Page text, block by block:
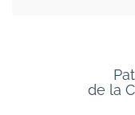
de la